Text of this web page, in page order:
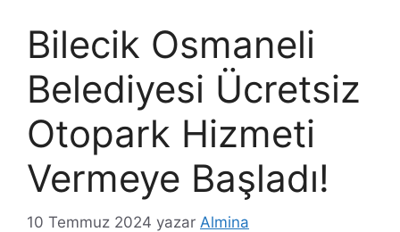
Bilecik Osmaneli
Belediyesi Ücretsiz
Otopark Hizmeti
Vermeye Başladı!
10 Temmuz 2024 yazar Almina